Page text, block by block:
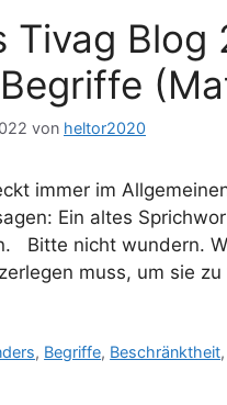
Tivag
von heltor2020
immer im
Ein altes
Bitte nicht wundern.
muss, um sie
, Begriffe, Beschränktheit,